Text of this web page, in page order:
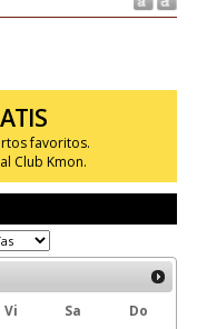
favoritos.
Club Kmon.
Vi Sa
Do